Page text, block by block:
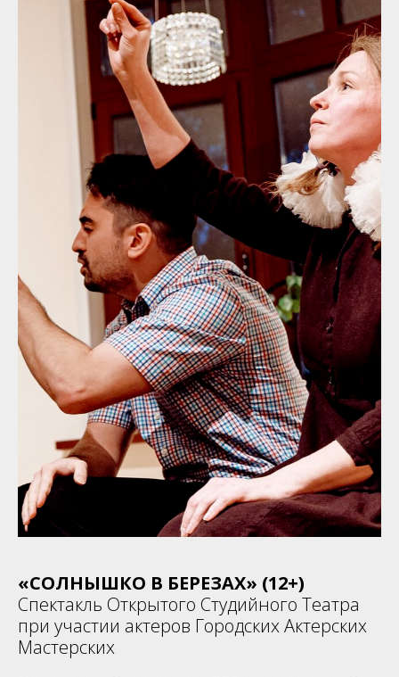
«СОЛНЫШКО В БЕРЕЗАХ» (12+)
Спектакль Открытого Студийного Театра
при участии актеров Городских Актерских
Мастерских